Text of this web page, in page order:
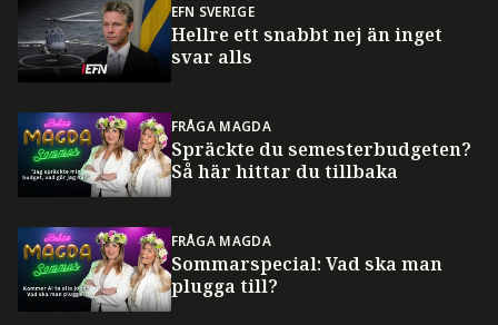
EFN SVERIGE
Hellre ett snabbt nej än inget
svar alls
FRÅGA MAGDA
Spräckte du semesterbudgeten?
Så här hittar du tillbaka
FRÅGA MAGDA
Sommarspecial: Vad ska man
plugga till?